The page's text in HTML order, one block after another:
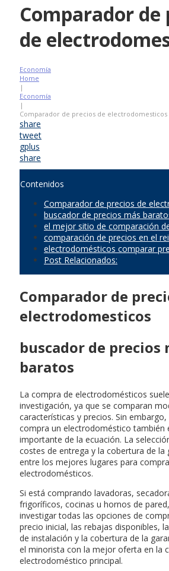
Comparador de
de
Economía
Home
|
Economía
|
Comparador de precios de electrodomesticos
share
tweet
gplus
share
Contenidos
Comparador de precios de
buscador de precios más
el mejor sitio de comparación
comparación de precios en el
electrodomésticos comparar
Post Relacionados:
Comparador de
electrodomesticos
buscador de precios
baratos
La compra de electrodomésticos
investigación, ya que se comparan
características y precios. Sin
compra un electrodoméstico también
importante de la ecuación. La
costes de entrega y la cobertura de la
entre los mejores lugares para
electrodomésticos.
Si está comprando lavadoras,
frigoríficos, cocinas u hornos de
investigar todas las opciones de
precio inicial, las rebajas disponibles,
de instalación y la cobertura de la
el minorista con la mejor oferta en la
electrodoméstico principal.